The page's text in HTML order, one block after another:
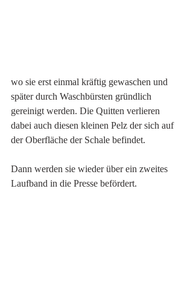
wo sie erst einmal kräftig gewaschen und
später durch Waschbürsten gründlich
gereinigt werden. Die Quitten verlieren
dabei auch diesen kleinen Pelz der sich auf
der Oberfläche der Schale befindet.
Dann werden sie wieder über ein zweites
Laufband in die Presse befördert.